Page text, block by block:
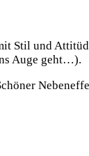
Stil und
Auge geht…).